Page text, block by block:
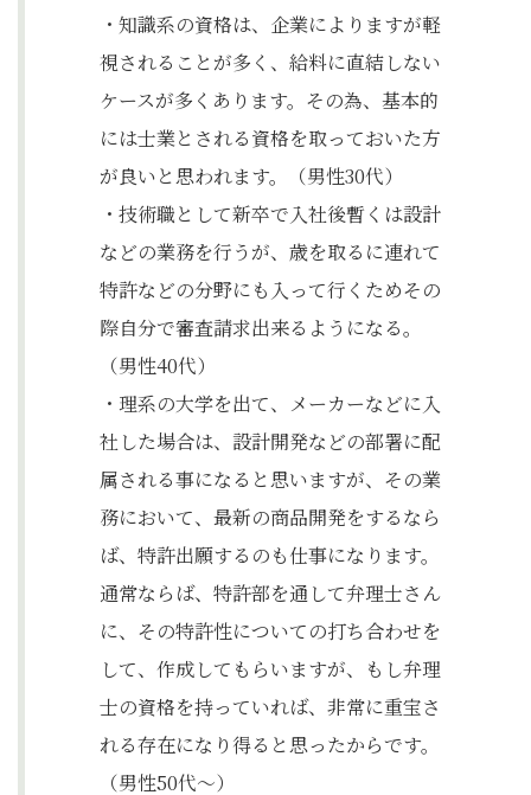
・知識系の資格は、企業によりますが軽
視されることが多く、給料に直結しない
ケースが多くあります。その為、基本的
には士業とされる資格を取っておいた方
が良いと思われます。（男性30代）
・技術職として新卒で入社後暫くは設計
などの業務を行うが、歳を取るに連れて
特許などの分野にも入って行くためその
際自分で審査請求出来るようになる。
（男性40代）
・理系の大学を出て、メーカーなどに入
社した場合は、設計開発などの部署に配
属される事になると思いますが、その業
務において、最新の商品開発をするなら
ば、特許出願するのも仕事になります。
通常ならば、特許部を通して弁理士さん
に、その特許性についての打ち合わせを
して、作成してもらいますが、もし弁理
士の資格を持っていれば、非常に重宝さ
れる存在になり得ると思ったからです。
（男性50代〜）